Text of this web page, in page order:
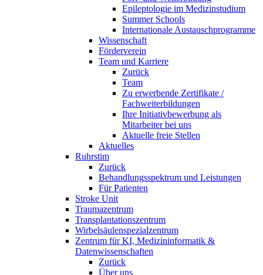
Epileptologie im Medizinstudium
Summer Schools
Internationale Austauschprogramme
Wissenschaft
Förderverein
Team und Karriere
Zurück
Team
Zu erwerbende Zertifikate /
Fachweiterbildungen
Ihre Initiativbewerbung als
Mitarbeiter bei uns
Aktuelle freie Stellen
Aktuelles
Ruhrstim
Zurück
Behandlungsspektrum und Leistungen
Für Patienten
Stroke Unit
Traumazentrum
Transplantationszentrum
Wirbelsäulenspezialzentrum
Zentrum für KI, Medizininformatik &
Datenwissenschaften
Zurück
Über uns